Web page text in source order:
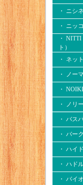
・ ニシ
・ ニッ
・
ト）
・ ネッ
・ ノー
・
・ ノリ
・ バス
・ バー
・ ハイ
・ ハド
・ バイ